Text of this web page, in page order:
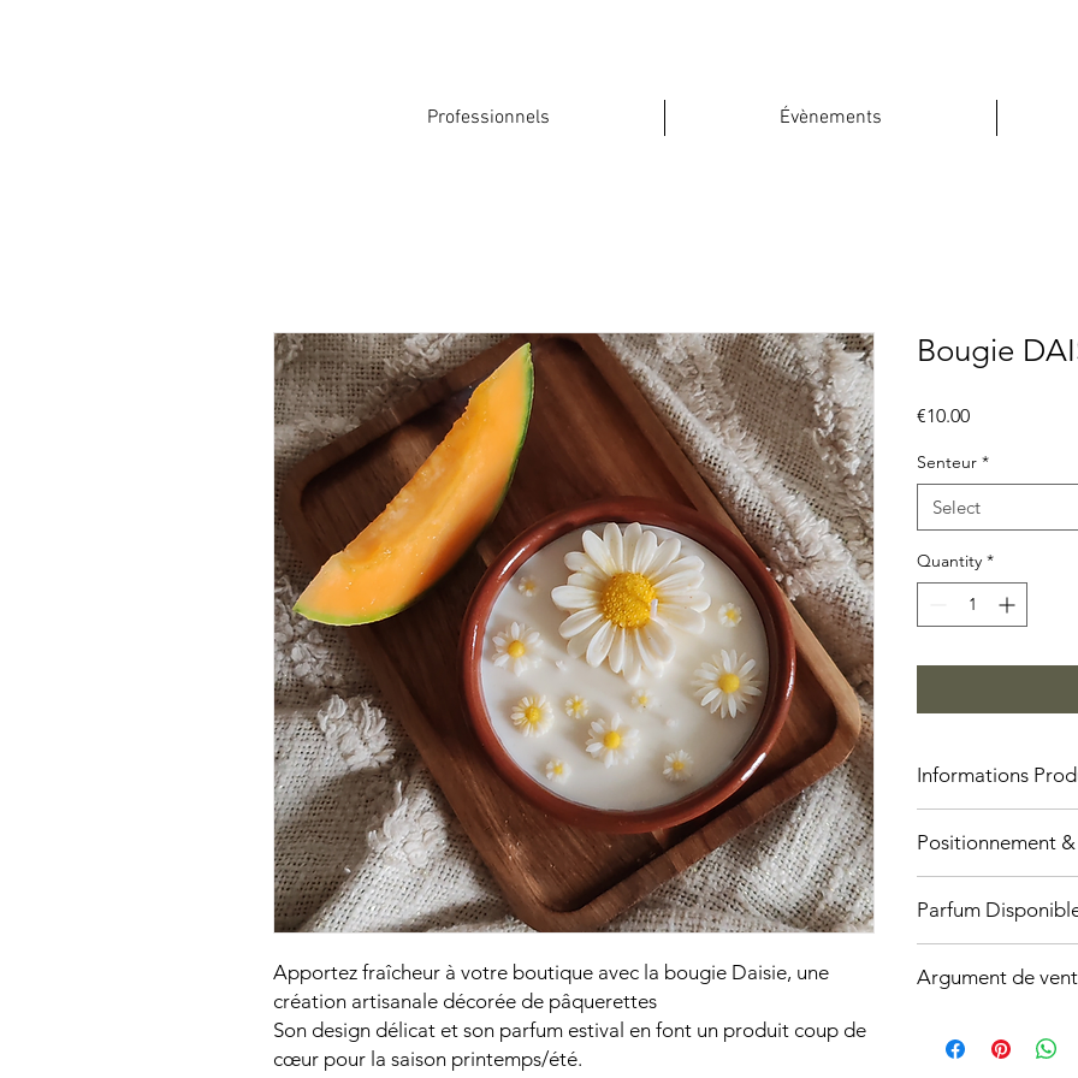
Professionnels Évènements
Apportez fraîcheur à votre boutique avec la bougie Daisie, une
création artisanale décorée de pâquerettes
Son design délicat et son parfum estival en font un produit coup de
cœur pour la saison printemps/été.
Bougie
€10.00Price
Senteur *
Select
Quantity *
Informations
- Poids : 120g
- Cire : soja
- Décor : pâquerettes
- Parfum : melon
- Durée de
- Fabrication :
Positionnement
- Produit à forte
- Idéal pour les
Parfum
Argument de
ensoleillé, idéale